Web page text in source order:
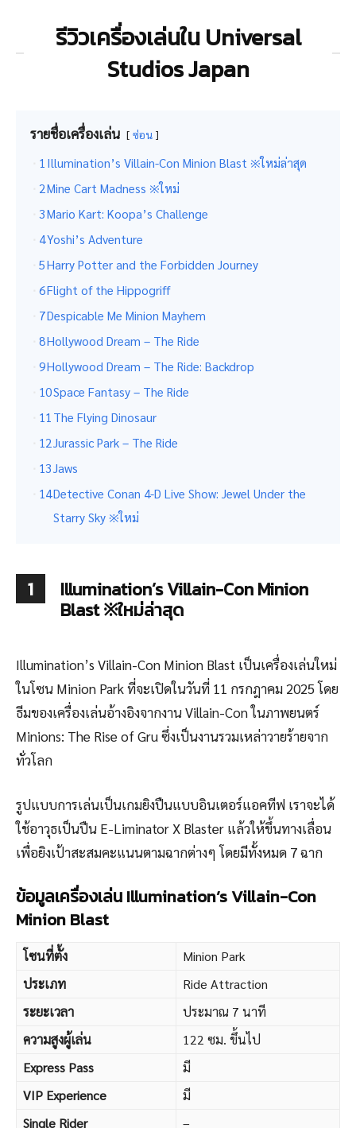
รีวิวเครื่องเล่นใน Universal
Studios Japan
รายชื่อเครื่องเล่น ซ่อน
1 Illumination’s Villain-Con Minion Blast ※ใหม่ล่าสุด
2Mine Cart Madness ※ใหม่
3Mario Kart: Koopa’s Challenge
4Yoshi’s Adventure
5Harry Potter and the Forbidden Journey
6Flight of the Hippogriff
7Despicable Me Minion Mayhem
8Hollywood Dream – The Ride
9Hollywood Dream – The Ride: Backdrop
10Space Fantasy – The Ride
11 The Flying Dinosaur
12Jurassic Park – The Ride
13Jaws
14Detective Conan 4-D Live Show: Jewel Under the
Starry Sky ※ใหม่
1 Illumination’s Villain-Con Minion
Blast ※ใหม่ล่าสุด
Illumination’s Villain-Con Minion Blast เป็นเครื่องเล่นใหม่
ในโซน Minion Park ที่จะเปิดในวันที่ 11 กรกฎาคม 2025 โดย
ธีมของเครื่องเล่นอ้างอิงจากงาน Villain-Con ในภาพยนตร์
Minions: The Rise of Gru ซึ่งเป็นงานรวมเหล่าวายร้ายจาก
ทั่วโลก
รูปแบบการเล่นเป็นเกมยิงปืนแบบอินเตอร์แอคทีฟ เราจะได้
ใช้อาวุธเป็นปืน E-Liminator X Blaster แล้วให้ขึ้นทางเลื่อน
เพื่อยิงเป้าสะสมคะแนนตามฉากต่างๆ โดยมีทั้งหมด 7 ฉาก
ข้อมูลเครื่องเล่น Illumination’s Villain-Con
Minion Blast
โซนที่ตั้ง
Minion Park
ประเภท
Ride Attraction
ระยะเวลา
ประมาณ 7 นาที
ความสูงผู้เล่น
122 ซม. ขึ้นไป
Express Pass
มี
VIP Experience
มี
Single Rider
–